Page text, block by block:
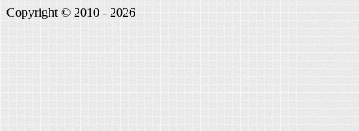
Copyright © 2010 - 2026